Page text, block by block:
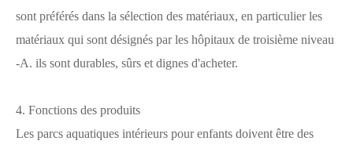
sont préférés dans la sélection des matériaux, en particulier les
matériaux qui sont désignés par les hôpitaux de troisième niveau
-A. ils sont durables, sûrs et dignes d'acheter.
4. Fonctions des produits
Les parcs aquatiques intérieurs pour enfants doivent être des